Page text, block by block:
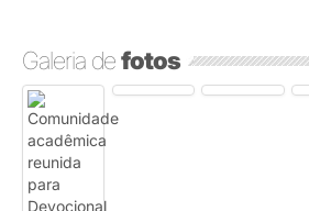
Galeria defotos